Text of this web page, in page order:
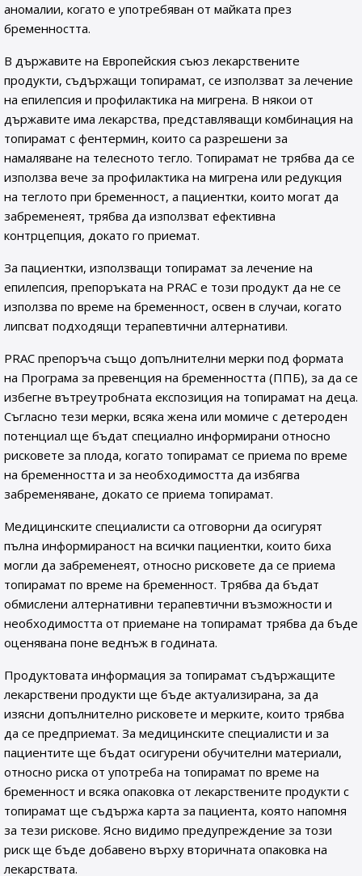
аномалии, когато е употребяван от майката през
бременността.
В държавите на Европейския съюз лекарствените
продукти, съдържащи топирамат, се използват за лечение
на епилепсия и профилактика на мигрена. В някои от
държавите има лекарства, представляващи комбинация на
топирамат с фентермин, които са разрешени за
намаляване на телесното тегло. Топирамат не трябва да се
използва вече за профилактика на мигрена или редукция
на теглото при бременност, а пациентки, които могат да
забременеят, трябва да използват ефективна
контрцепция, докато го приемат.
За пациентки, използващи топирамат за лечение на
епилепсия, препоръката на PRAC е този продукт да не се
използва по време на бременност, освен в случаи, когато
липсват подходящи терапевтични алтернативи.
PRAC препоръча също допълнителни мерки под формата
на Програма за превенция на бременността (ППБ), за да се
избегне вътреутробната експозиция на топирамат на деца.
Съгласно тези мерки, всяка жена или момиче с детероден
потенциал ще бъдат специално информирани относно
рисковете за плода, когато топирамат се приема по време
на бременността и за необходимостта да избягва
забременяване, докато се приема топирамат.
Медицинските специалисти са отговорни да осигурят
пълна информираност на всички пациентки, които биха
могли да забременеят, относно рисковете да се приема
топирамат по време на бременност. Трябва да бъдат
обмислени алтернативни терапевтични възможности и
необходимостта от приемане на топирамат трябва да бъде
оценявана поне веднъж в годината.
Продуктовата информация за топирамат съдържащите
лекарствени продукти ще бъде актуализирана, за да
изясни допълнително рисковете и мерките, които трябва
да се предприемат. За медицинските специалисти и за
пациентите ще бъдат осигурени обучителни материали,
относно риска от употреба на топирамат по време на
бременност и всяка опаковка от лекарствените продукти с
топирамат ще съдържа карта за пациента, която напомня
за тези рискове. Ясно видимо предупреждение за този
риск ще бъде добавено върху вторичната опаковка на
лекарствата.